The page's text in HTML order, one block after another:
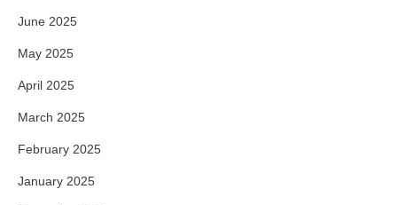
June 2025
May 2025
April 2025
March 2025
February 2025
January 2025